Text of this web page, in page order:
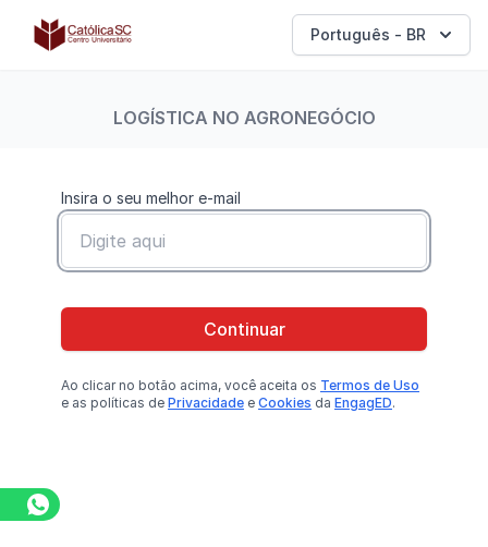
Católica SC | Experts Português - BR
LOGÍSTICA NO AGRONEGÓCIO
Insira o seu melhor e-mail
Continuar
Ao clicar no botão acima, você aceita os Termos de Uso
e as políticas de Privacidade e Cookies da EngagED.